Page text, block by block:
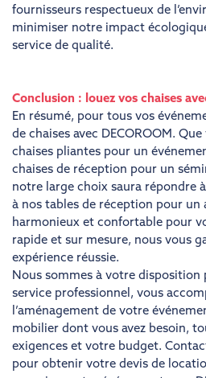
fournisseurs respectueux de
minimiser notre impact
service de qualité.
Conclusion : louez vos chaises
En résumé, pour tous vos
de chaises avec DECOROOM.
chaises pliantes pour un
chaises de réception pour un
notre large choix saura répondre
à nos tables de réception pour un
harmonieux et confortable pour
rapide et sur mesure, nous vous
expérience réussie.
Nous sommes à votre
service professionnel, vous
l’aménagement de votre
mobilier dont vous avez besoin,
exigences et votre budget.
pour obtenir votre devis de